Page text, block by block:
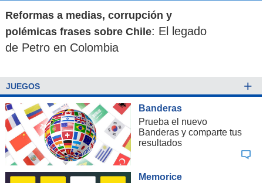
Reformas a medias, corrupción y
polémicas frases sobre Chile: El legado
de Petro en Colombia
JUEGOS +
Banderas
Prueba el nuevo
Banderas y comparte tus
resultados
Memorice